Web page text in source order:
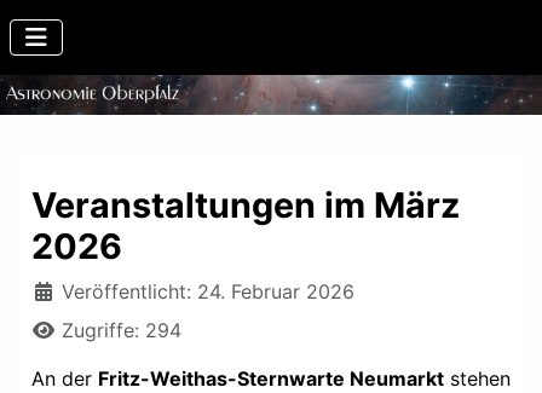
Veranstaltungen im März
2026
Details
Veröffentlicht: 24. Februar 2026
Zugriffe: 294
An der Fritz-Weithas-Sternwarte Neumarkt stehen